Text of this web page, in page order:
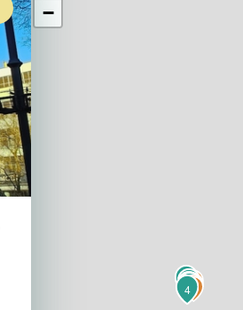
12
3
4
6
−